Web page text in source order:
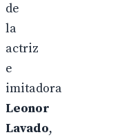
de
la
actriz
e
imitadora
Leonor
Lavado,